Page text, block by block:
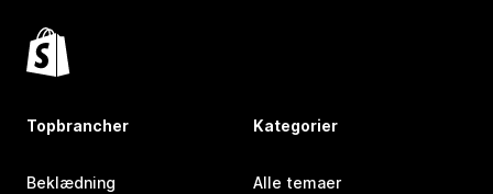
Topbrancher
Beklædning
Kategorier
Alle temaer